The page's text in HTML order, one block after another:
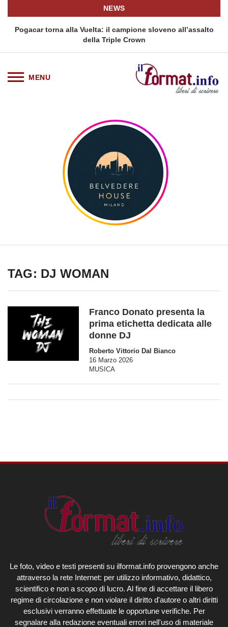
NEWS
Pogacar torna alla Vuelta: il campione sloveno all’assalto
della Triple Crown
TAG: DJ WOMAN
Franco Donato presenta la
prima etichetta dedicata alle
donne DJ
Roberto Vittorio Dal Bianco
16 Marzo 2026
MUSICA
Le foto, video e testi presenti su ilformat.info provengono anche
attraverso la rete Internet: per utilizzo informativo, didattico,
scientifico e non a scopo di lucro. Al fine di accettare il libero
regime di circolazione e non violare il diritto d'autore o altri diritti
esclusivi verranno effettuate le opportune verifiche. Per
segnalare alla redazione eventuali errori nell'uso di materiale